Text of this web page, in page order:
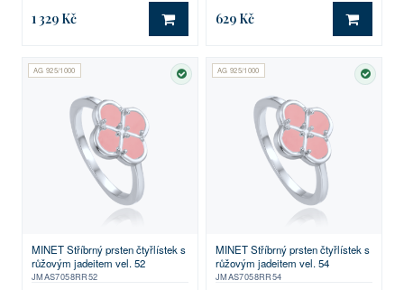
1 329 Kč DO KOŠÍKU
629 Kč DO
AG 925/1000
SKLADEM
MINET Stříbrný prsten čtyřlístek s
růžovým jadeitem vel. 52
JMAS7058RR52
AG 925/1000
MINET Stříbrný prsten čtyřlístek s
růžovým jadeitem vel. 54
JMAS7058RR54